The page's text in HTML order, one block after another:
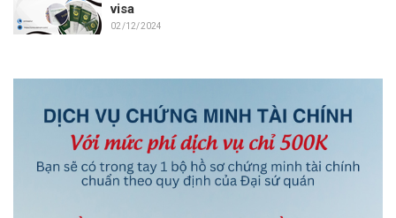
visa
02/12/2024